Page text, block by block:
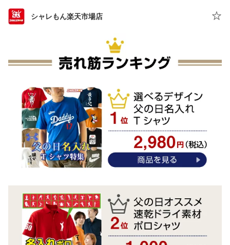
シャレもん楽天市場店